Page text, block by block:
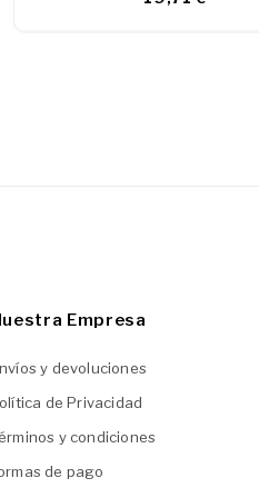
Empresa
y devoluciones
de Privacidad
y condiciones
de pago